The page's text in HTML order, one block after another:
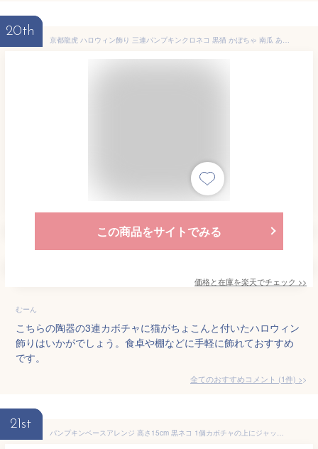
20th
京都龍虎 ハロウィン飾り 三連パンプキンクロネコ 黒猫 かぼちゃ 南瓜 あす楽対応 即日発送可
この商品をサイトでみる
価格と在庫を楽天でチェック >>
むーん
こちらの陶器の3連カボチャに猫がちょこんと付いたハロウィン
飾りはいかがでしょう。食卓や棚などに手軽に飾れておすすめ
です。
全てのおすすめコメント (1件) >
21st
パンプキンベースアレンジ 高さ15cm 黒ネコ 1個カボチャの上にジャックオランタンや黒猫が乗ったオブジェ。送料無料 ハロウィン 飾り 置物 小物 ディスプレイ オブジェ 装飾 グッズ かぼちゃ 秋